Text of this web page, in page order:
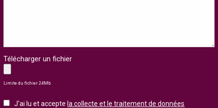
Télécharger un fichier
Limite du fichier 24Mb
J'ai lu et accepte la collecte et le traitement de données